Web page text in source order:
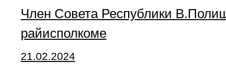
Член Совета Республики
райисполкоме
21.02.2024